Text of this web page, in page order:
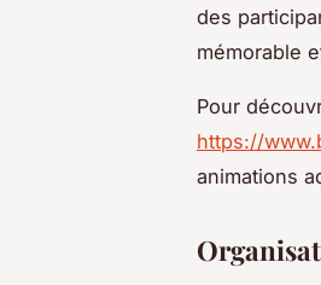
des
mémorable
Pour
https://
animations